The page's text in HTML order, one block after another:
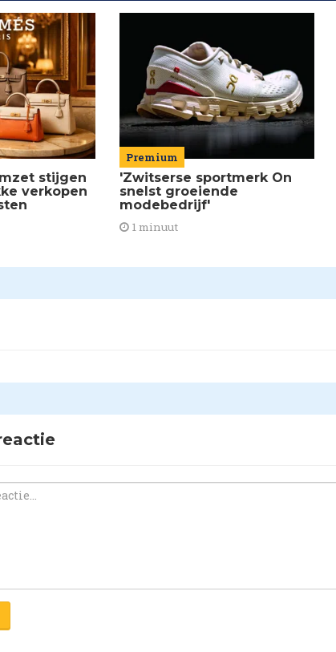
stijgen
verkopen
Premium
'Zwitserse sportmerk On
snelst groeiende
modebedrijf'
1 minuut